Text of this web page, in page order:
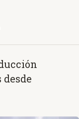
desde